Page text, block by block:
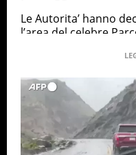
Le Autorita’ hanno
l’area del celebre